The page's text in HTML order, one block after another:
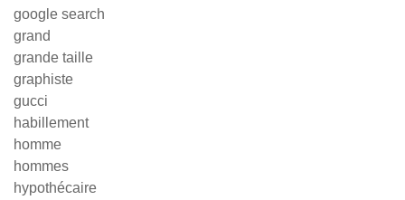
google search
grand
grande taille
graphiste
gucci
habillement
homme
hommes
hypothécaire